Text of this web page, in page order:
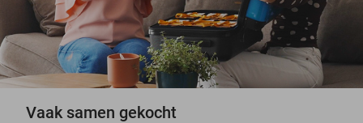
Vaak samen gekocht